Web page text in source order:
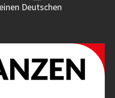
Deutschen